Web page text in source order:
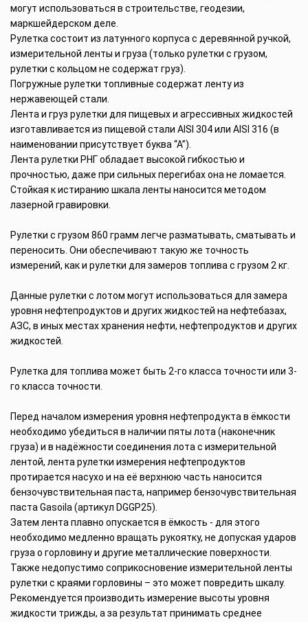
могут использоваться в строительстве, геодезии,
маркшейдерском деле.
Рулетка состоит из латунного корпуса с деревянной ручкой,
измерительной ленты и груза (только рулетки с грузом,
рулетки с кольцом не содержат груз).
Погружные рулетки топливные содержат ленту из
нержавеющей стали.
Лента и груз рулетки для пищевых и агрессивных жидкостей
изготавливается из пищевой стали AISI 304 или AISI 316 (в
наименовании присутствует буква “А”).
Лента рулетки РНГ обладает высокой гибкостью и
прочностью, даже при сильных перегибах она не ломается.
Стойкая к истиранию шкала ленты наносится методом
лазерной гравировки.
Рулетки с грузом 860 грамм легче разматывать, сматывать и
переносить. Они обеспечивают такую же точность
измерений, как и рулетки для замеров топлива с грузом 2 кг.
Данные рулетки с лотом могут использоваться для замера
уровня нефтепродуктов и других жидкостей на нефтебазах,
АЗС, в иных местах хранения нефти, нефтепродуктов и других
жидкостей.
Рулетка для топлива может быть 2-го класса точности или 3-
го класса точности.
Перед началом измерения уровня нефтепродукта в ёмкости
необходимо убедиться в наличии пяты лота (наконечник
груза) и в надёжности соединения лота с измерительной
лентой, лента рулетки измерения нефтепродуктов
протирается насухо и на её верхнюю часть наносится
бензочувствительная паста, например бензочувствительная
паста Gasoila (артикул DGGP25).
Затем лента плавно опускается в ёмкость - для этого
необходимо медленно вращать рукоятку, не допуская ударов
груза о горловину и другие металлические поверхности.
Также недопустимо соприкосновение измерительной ленты
рулетки с краями горловины – это может повредить шкалу.
Рекомендуется производить измерение высоты уровня
жидкости трижды, а за результат принимать среднее